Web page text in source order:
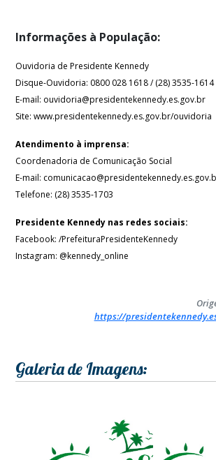
Informações à População:
Ouvidoria de Presidente Kennedy
Disque-Ouvidoria: 0800 028 1618 / (28) 3535-1614
E-mail: ouvidoria@presidentekennedy.es.gov.br
Site: www.presidentekennedy.es.gov.br/ouvidoria
Atendimento à imprensa:
Coordenadoria de Comunicação Social
E-mail:
Telefone: (28) 3535-1703
Presidente Kennedy nas redes sociais:
Facebook: /PrefeituraPresidenteKennedy
Instagram: @kennedy_online
https://
Galeria de Imagens: